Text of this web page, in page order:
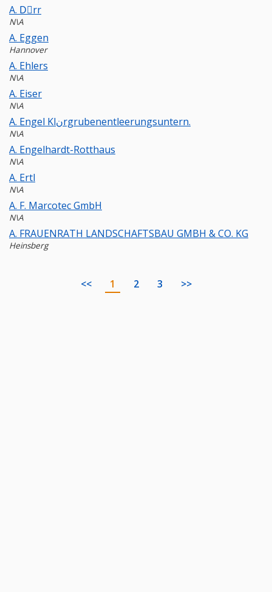
A. Dِrr
N\A
A. Eggen
Hannover
A. Ehlers
N\A
A. Eiser
N\A
A. Engel Klنrgrubenentleerungsuntern.
N\A
A. Engelhardt-Rotthaus
N\A
A. Ertl
N\A
A. F. Marcotec GmbH
N\A
A. FRAUENRATH LANDSCHAFTSBAU GMBH & CO. KG
Heinsberg
<< 1 2 3 >>